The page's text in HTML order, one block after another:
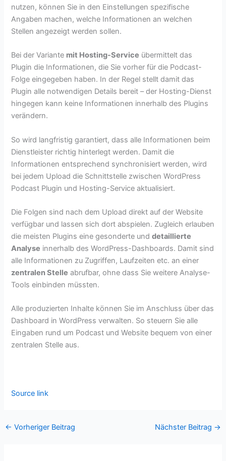
nutzen, können Sie in den Einstellungen spezifische
Angaben machen, welche Informationen an welchen
Stellen angezeigt werden sollen.
Bei der Variante mit Hosting-Service übermittelt das
Plugin die Informationen, die Sie vorher für die Podcast-
Folge eingegeben haben. In der Regel stellt damit das
Plugin alle notwendigen Details bereit – der Hosting-Dienst
hingegen kann keine Informationen innerhalb des Plugins
verändern.
So wird langfristig garantiert, dass alle Informationen beim
Dienstleister richtig hinterlegt werden. Damit die
Informationen entsprechend synchronisiert werden, wird
bei jedem Upload die Schnittstelle zwischen WordPress
Podcast Plugin und Hosting-Service aktualisiert.
Die Folgen sind nach dem Upload direkt auf der Website
verfügbar und lassen sich dort abspielen. Zugleich erlauben
die meisten Plugins eine gesonderte unddetaillierte
Analyse innerhalb des WordPress-Dashboards. Damit sind
alle Informationen zu Zugriffen, Laufzeiten etc. an einer
zentralen Stelle abrufbar, ohne dass Sie weitere Analyse-
Tools einbinden müssten.
Alle produzierten Inhalte können Sie im Anschluss über das
Dashboard in WordPress verwalten. So steuern Sie alle
Eingaben rund um Podcast und Website bequem von einer
zentralen Stelle aus.
Source link
← Vorheriger Beitrag Nächster Beitrag →